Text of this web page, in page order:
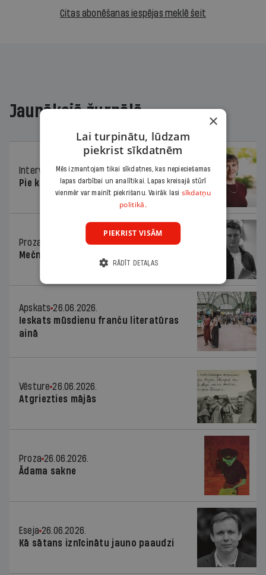
Citas abonēšanas iespējas meklē šeit
Jaunākajā žurnālā
Intervija
26.06.2026.
Pie kaimiņiem igauņiem
Proza
26.06.2026.
Mečnikova ielas divas joslas
Apskats 26.06.2026.
Ieskats mūsdienu franču literatūras
ainā
Vēsture 26.06.2026.
Atgriezties mājās
Proza 26.06.2026.
Ādama sakne
Eseja 26.06.2026.
Kā sātans iznīcinātu jauno paaudzi
×
Lai turpinātu, lūdzam
piekrist sīkdatnēm
Mēs izmantojam tikai sīkdatnes, kas nepieciešamas
lapas darbībai un analītikai. Lapas kreisajā stūrī
vienmēr var mainīt piekrišanu. Vairāk lasi sīkdatņu
politikā.
PIEKRIST VISĀM
RĀDĪT DETAĻAS